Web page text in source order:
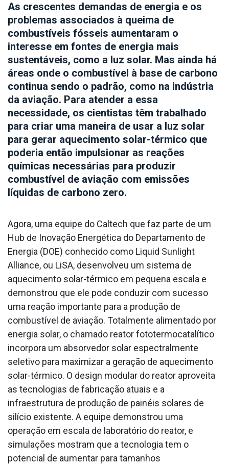
As crescentes demandas de energia e os
problemas associados à queima de
combustíveis fósseis aumentaram o
interesse em fontes de energia mais
sustentáveis, como a luz solar. Mas ainda há
áreas onde o combustível à base de carbono
continua sendo o padrão, como na indústria
da aviação. Para atender a essa
necessidade, os cientistas têm trabalhado
para criar uma maneira de usar a luz solar
para gerar aquecimento solar-térmico que
poderia então impulsionar as reações
químicas necessárias para produzir
combustível de aviação com emissões
líquidas de carbono zero.
Agora, uma equipe do Caltech que faz parte de um
Hub de Inovação Energética do Departamento de
Energia (DOE) conhecido como Liquid Sunlight
Alliance, ou LiSA, desenvolveu um sistema de
aquecimento solar-térmico em pequena escala e
demonstrou que ele pode conduzir com sucesso
uma reação importante para a produção de
combustível de aviação. Totalmente alimentado por
energia solar, o chamado reator fototermocatalítico
incorpora um absorvedor solar espectralmente
seletivo para maximizar a geração de aquecimento
solar-térmico. O design modular do reator aproveita
as tecnologias de fabricação atuais e a
infraestrutura de produção de painéis solares de
silício existente. A equipe demonstrou uma
operação em escala de laboratório do reator, e
simulações mostram que a tecnologia tem o
potencial de aumentar para tamanhos